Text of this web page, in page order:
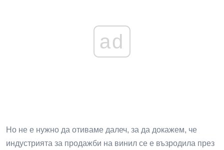
ad
Но не е нужно да отиваме далеч, за да докажем, че
индустрията за продажби на винил се е възродила през